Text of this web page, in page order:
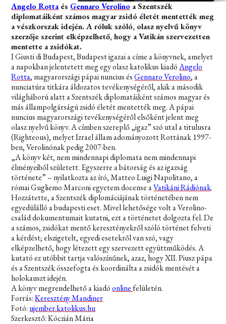
Angelo Rottaés Gennaro Verolino a Szentszék
diplomatáiként számos magyar zsidó életét mentették meg
a vészkorszak idején. A róluk szóló, olasz nyelvű könyv
szerzője szerint elképzelhető, hogy a Vatikán szervezetten
mentette a zsidókat.
I Giusti di Budapest, Budapest igazai a címe a könyvnek, amelyet
a napokban jelentetett meg egy olasz katolikus kiadóAngelo
Rotta, magyarországi pápai nuncius ésGennaro Verolino, a
nunciatúra titkára áldozatos tevékenységéről, akik a második
világháború alatt a Szentszék diplomatáiként számos magyar és
más állampolgárságú zsidó életét mentették meg. A pápai
nuncius magyarországi tevékenységéről elsőként jelent meg
olasz nyelvű könyv. A címben szereplő „igaz” szó utal a titulusra
(Righteous), melyet Izrael állam adományozott Rottának 1997-
ben, Verolinónak pedig 2007-ben.
„A könyv két, nem mindennapi diplomata nem mindennapi
élményeiből született. Egyszerre a bátorság és az igazság
története”– nyilatkozta az író, Matteo Luigi Napolitano, a
római Gugliemo Marconi egyetem docense aVatikáni Rádiónak.
Hozzátette, a Szentszék diplomáciájának történetében nem
egyedülálló a budapesti eset. Mivel lehetősége volt a Verolino-
család dokumentumait kutatni, ezt a történetet dolgozta fel. De
a számos, zsidókat mentő keresztényekről szóló történet felveti
a kérdést; elszigetelt, egyedi esetekről van szó, vagy
elképzelhető, hogy létezett egy szervezett együttműködés. A
kutató ez utóbbit tartja valószínűnek, azaz, hogy XII. Piusz pápa
és a Szentszék összefogta és koordinálta a zsidók mentését a
holokauszt idején.
A könyv megrendelhető a kiadóonline felületén.
Forrás:Keresztény Mandiner
Fotó: ujember.katolikus.hu
Szerkesztő: Kóczián Mária